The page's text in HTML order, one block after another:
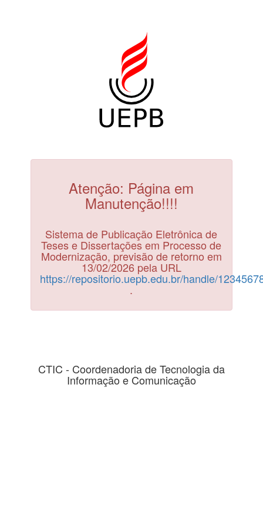
Atenção: Página em
Manutenção!!!!
Sistema de Publicação Eletrônica de
Teses e Dissertações em Processo de
Modernização, previsão de retorno em
13/02/2026 pela URL
https://repositorio.uepb.edu.br/handle/
.
CTIC - Coordenadoria de Tecnologia da
Informação e Comunicação